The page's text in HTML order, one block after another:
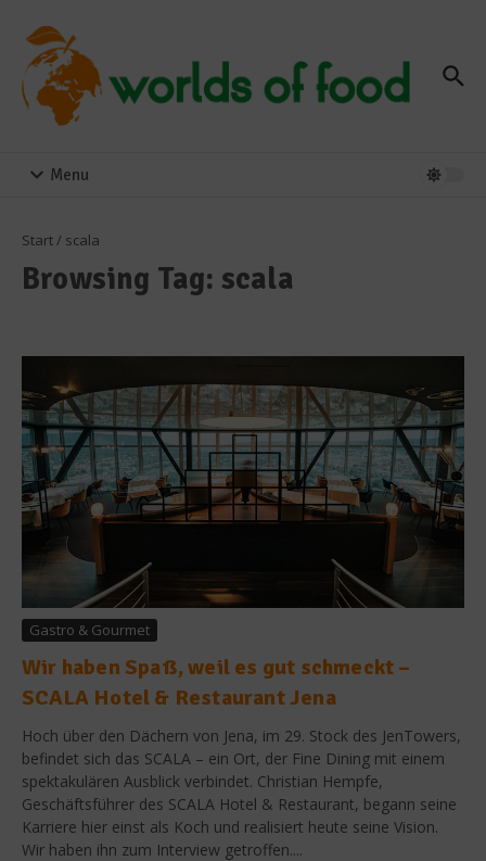
Menu
Start/ scala
Browsing Tag: scala
Gastro & Gourmet
Wir haben Spaß, weil es gut schmeckt –
SCALA Hotel & Restaurant Jena
Hoch über den Dächern von Jena, im 29. Stock des JenTowers,
befindet sich das SCALA – ein Ort, der Fine Dining mit einem
spektakulären Ausblick verbindet. Christian Hempfe,
Geschäftsführer des SCALA Hotel & Restaurant, begann seine
Karriere hier einst als Koch und realisiert heute seine Vision.
Wir haben ihn zum Interview getroffen....